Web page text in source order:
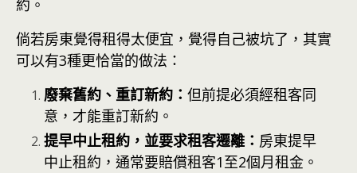
約。
倘若房東覺得租得太便宜，覺得自己被坑了，其實
可以有3種更恰當的做法：
廢棄舊約、重訂新約： 但前提必須經租客同
意，才能重訂新約。
提早中止租約，並要求租客遷離： 房東提早
中止租約，通常要賠償租客1至2個月租金。